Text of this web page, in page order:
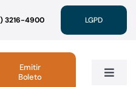
3216-4900 LGPD
Toggle
Emitir
Boleto